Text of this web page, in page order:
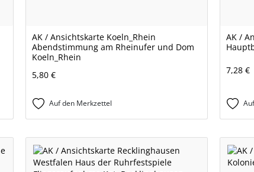
AK / Ansichtskarte Koeln_Rhein
Abendstimmung am Rheinufer und Dom
Koeln_Rhein
5,80 €
Auf den Merkzettel
AK /
7,28 €